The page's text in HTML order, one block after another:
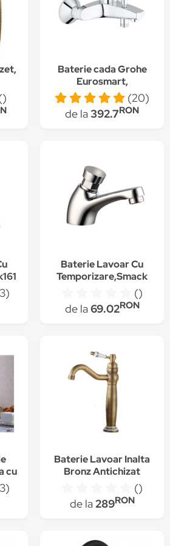
Baterie cada Grohe
Eurosmart,
monocomanda, 1/2'',
cartus ceramic,
limitator
(20)
de la392.7RON
Baterie Lavoar Cu
Temporizare,Smack
()
de la69.02RON
cu
Baterie Lavoar Inalta
Bronz Antichizat
Smack Smk1761()
de la289RON